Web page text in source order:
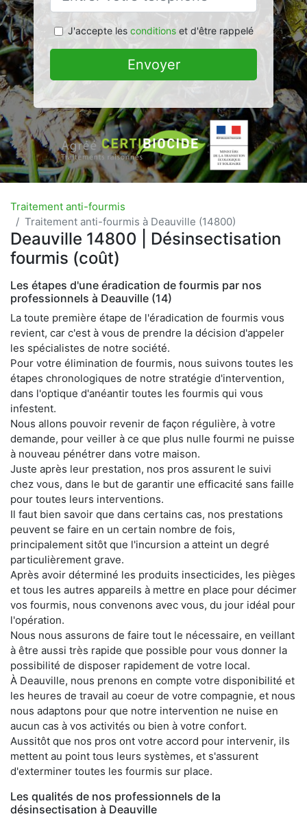
J'accepte les conditionset d'être rappelé
Envoyer
Traitement anti-fourmis
Traitement anti-fourmis à Deauville (14800)
Deauville 14800 | Désinsectisation
fourmis (coût)
Les étapes d'une éradication de fourmis par nos
professionnels à Deauville (14)
La toute première étape de l'éradication de fourmis vous
revient, car c'est à vous de prendre la décision d'appeler
les spécialistes de notre société.
Pour votre élimination de fourmis, nous suivons toutes les
étapes chronologiques de notre stratégie d'intervention,
dans l'optique d'anéantir toutes les fourmis qui vous
infestent.
Nous allons pouvoir revenir de façon régulière, à votre
demande, pour veiller à ce que plus nulle fourmi ne puisse
à nouveau pénétrer dans votre maison.
Juste après leur prestation, nos pros assurent le suivi
chez vous, dans le but de garantir une efficacité sans faille
pour toutes leurs interventions.
Il faut bien savoir que dans certains cas, nos prestations
peuvent se faire en un certain nombre de fois,
principalement sitôt que l'incursion a atteint un degré
particulièrement grave.
Après avoir déterminé les produits insecticides, les pièges
et tous les autres appareils à mettre en place pour décimer
vos fourmis, nous convenons avec vous, du jour idéal pour
l'opération.
Nous nous assurons de faire tout le nécessaire, en veillant
à être aussi très rapide que possible pour vous donner la
possibilité de disposer rapidement de votre local.
À Deauville, nous prenons en compte votre disponibilité et
les heures de travail au coeur de votre compagnie, et nous
nous adaptons pour que notre intervention ne nuise en
aucun cas à vos activités ou bien à votre confort.
Aussitôt que nos pros ont votre accord pour intervenir, ils
mettent au point tous leurs systèmes, et s'assurent
d'exterminer toutes les fourmis sur place.
Les qualités de nos professionnels de la
désinsectisation à Deauville